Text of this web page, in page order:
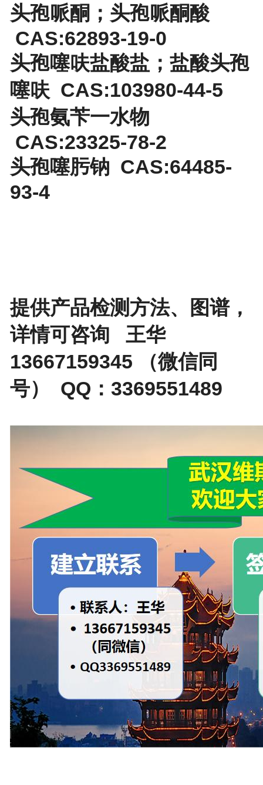
头孢哌酮；头孢哌酮酸
CAS:62893-19-0
头孢噻呋盐酸盐；盐酸头孢
噻呋 CAS:103980-44-5
头孢氨苄一水物
CAS:23325-78-2
头孢噻肟钠 CAS:64485-
93-4
提供产品检测方法、图谱，
详情可咨询 王华
13667159345 （微信同
号） QQ：3369551489